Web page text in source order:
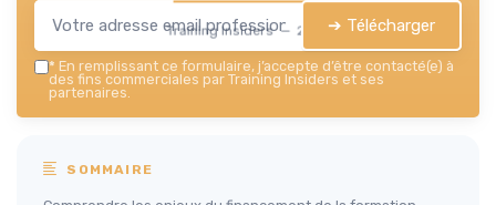
Training Insiders — 2026➔ Télécharger
* En remplissant ce formulaire, j’accepte d’être contacté(e) à
des fins commerciales par Training Insiders et ses
partenaires.
SOMMAIRE